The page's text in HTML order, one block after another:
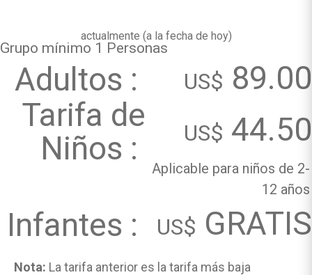
actualmente (a la fecha de hoy)
Grupo mínimo 1 Personas
Adultos : US$ 89.00
Tarifa de
Niños :
US$ 44.50
Aplicable para niños de 2-
12 años
Infantes : US$ GRATIS
Nota: La tarifa anterior es la tarifa más baja